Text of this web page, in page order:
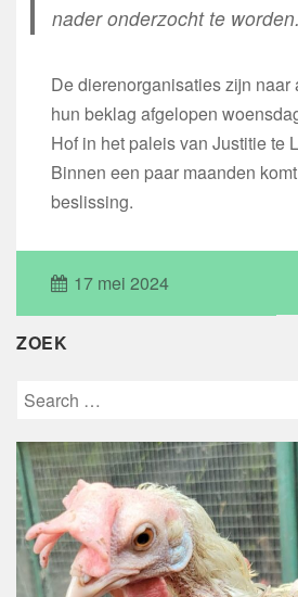
nader onderzocht te
De dierenorganisaties zijn naar
hun beklag afgelopen
Hof in het paleis van Justitie te
Binnen een paar maanden
beslissing.
17 mei 2024
ZOEK
Search